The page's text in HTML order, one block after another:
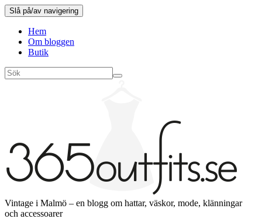
Slå på/av navigering
Hem
Om bloggen
Butik
Vintage i Malmö – en blogg om hattar, väskor, mode, klänningar
och accessoarer